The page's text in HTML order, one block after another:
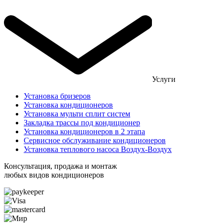
Услуги
Установка бризеров
Установка кондиционеров
Установка мульти сплит систем
Закладка трассы под кондиционер
Установка кондиционеров в 2 этапа
Сервисное обслуживание кондиционеров
Установка теплового насоса Воздух-Воздух
Консультация, продажа и монтаж
любых видов кондиционеров